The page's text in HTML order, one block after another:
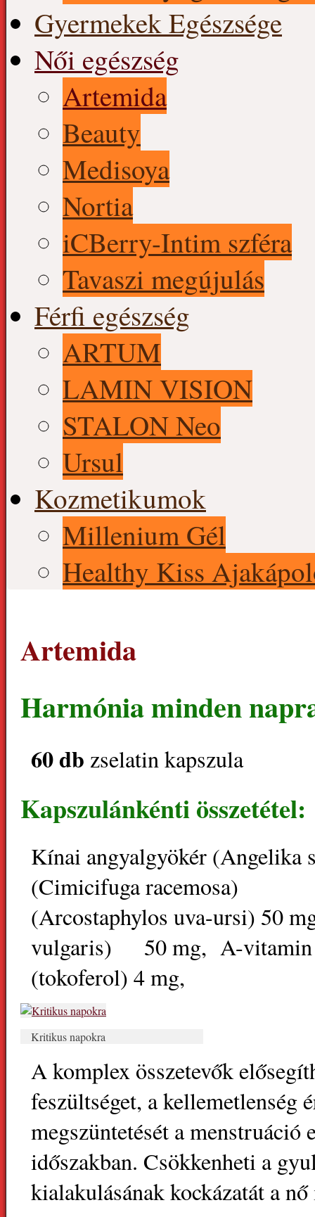
Gyermekek Egészsége
Női egészség
Artemida
Beauty
Medisoya
Nortia
iCBerry-Intim szféra
Tavaszi megújulás
Férfi egészség
ARTUM
LAMIN VISION
STALON Neo
Ursul
Kozmetikumok
Millenium Gél
Healthy Kiss
Artemida
Harmónia minden
60 db zselatin kapszula
Kapszulánkénti összetétel:
Kínai angyalgyökér (Angelika
(Cimicifuga racemosa)
(Arcostaphylos uva-ursi) 50
vulgaris) 50 mg, A-vitamin
(tokoferol) 4 mg,
Kritikus napokra
A komplex összetevők
feszültséget, a kellemetlenség
megszüntetését a menstruáció
időszakban. Csökkenheti a
kialakulásának kockázatát a